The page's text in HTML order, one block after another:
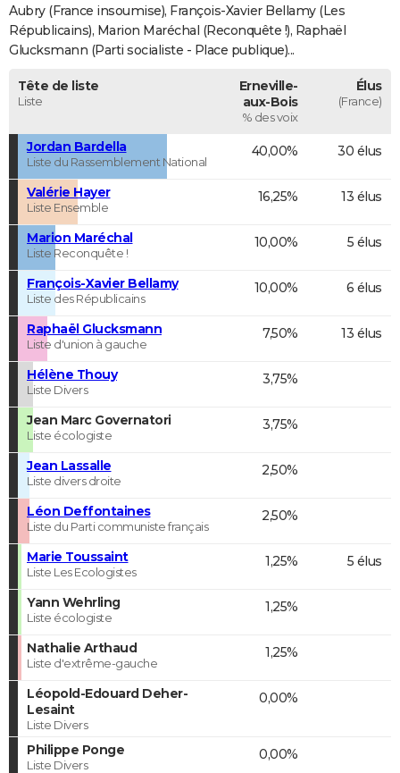
FORUM
Bricolage
Lifestyle
Culture
SportAuto
Television
Voyage
Cinema
Aubry (France insoumise), François-Xavier Bellamy (Les
Républicains), Marion Maréchal (Reconquête !), Raphaël
Glucksmann (Parti socialiste - Place publique)...
Tête de liste
Liste
Erneville-
aux-Bois
% des voix
Élus
(France)
Jordan Bardella
Liste du Rassemblement National
40,00% 30 élus
Valérie Hayer
Liste Ensemble
16,25% 13 élus
Marion Maréchal
Liste Reconquête !
10,00% 5 élus
François-Xavier Bellamy
Liste des Républicains
10,00% 6 élus
Raphaël Glucksmann
Liste d'union à gauche
7,50% 13 élus
Hélène Thouy
Liste Divers
3,75%
Jean Marc Governatori
Liste écologiste
3,75%
Jean Lassalle
Liste divers droite
2,50%
Léon Deffontaines
Liste du Parti communiste français
2,50%
Marie Toussaint
Liste Les Ecologistes
1,25% 5 élus
Yann Wehrling
Liste écologiste
1,25%
Nathalie Arthaud
Liste d'extrême-gauche
1,25%
Léopold-Edouard Deher-
Lesaint
Liste Divers
0,00%
Philippe Ponge
Liste Divers
0,00%